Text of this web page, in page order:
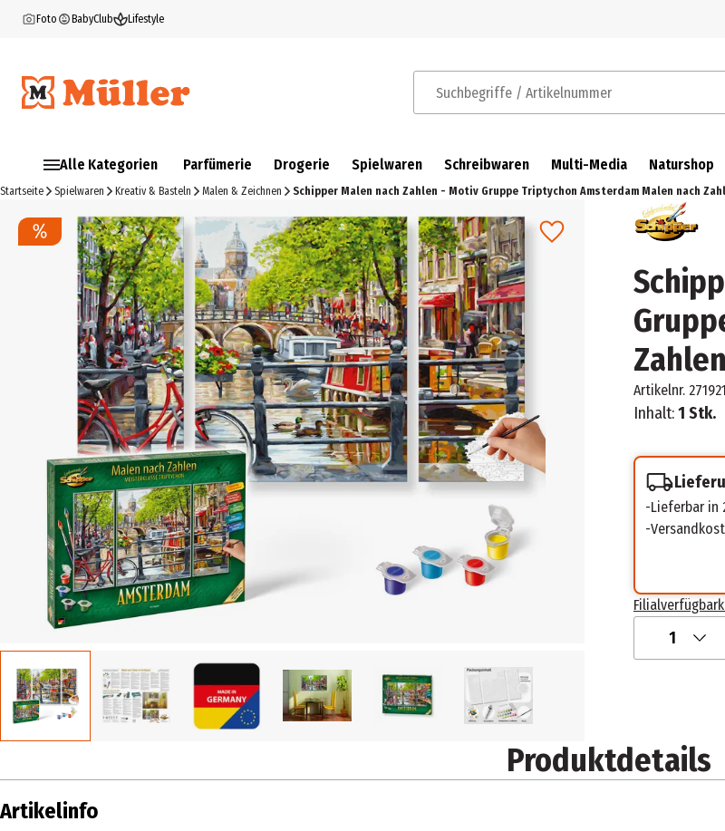
Foto BabyClub Lifestyle
Suchbegriffe / Artikelnummer
Alle Kategorien Parfümerie Drogerie Spielwaren Schreibwaren Multi-Media Naturshop
Startseite Spielwaren Kreativ & Basteln Malen & Zeichnen Schipper Malen nach Zahlen - Motiv Gruppe Triptychon Amsterdam Malen nach
Zahlen
Artikelnr.
Inhalt:1 Stk.
Lieferbar in
1
Produktdetails
Artikelinfo